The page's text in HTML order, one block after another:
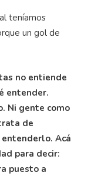
teníamos
un gol de
no entiende
entender.
Ni gente como
de
Acá
para decir:
puesto a